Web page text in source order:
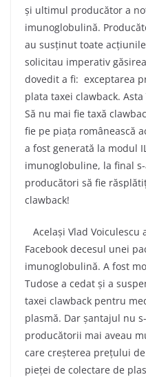
și ultimul producător a
imunoglobulină.
au susținut toate
solicitau imperativ
dovedit a fi: exceptarea
plata taxei clawback.
Să nu mai fie taxă
fie pe piața românească
a fost generată la modul
imunoglobuline, la final
producători să fie
clawback!
Același Vlad Voiculescu
Facebook decesul unei
imunoglobulină. A fost
Tudose a cedat și a
taxei clawback pentru
plasmă. Dar șantajul nu
producătorii mai aveau
care creșterea prețului
pieței de colectare de